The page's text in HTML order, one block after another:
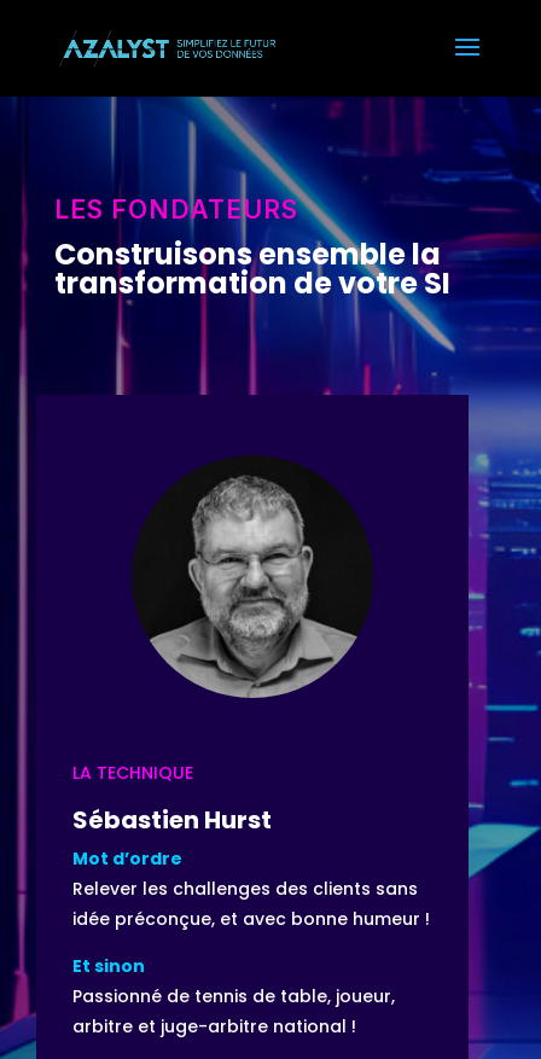
LES FONDATEURS
Construisons ensemble la
transformation de votre SI
LA TECHNIQUE
Sébastien Hurst
Mot d’ordre
Relever les challenges des clients sans
idée préconçue, et avec bonne humeur !
Et sinon
Passionné de tennis de table, joueur,
arbitre et juge-arbitre national !